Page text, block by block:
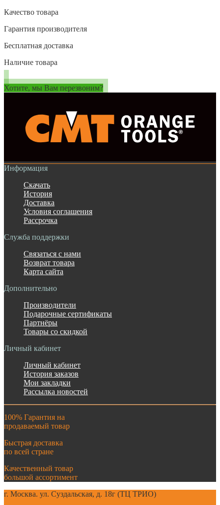
Качество товара
Гарантия производителя
Бесплатная доставка
Наличие товара
Хотите, мы Вам перезвоним?
Информация
Скачать
История
Доставка
Условия соглашения
Рассрочка
Служба поддержки
Связаться с нами
Возврат товара
Карта сайта
Дополнительно
Производители
Подарочные сертификаты
Партнёры
Товары со скидкой
Личный кабинет
Личный кабинет
История заказов
Мои закладки
Рассылка новостей
100% Гарантия на
продаваемый товар
Быстрая доставка
по всей стране
Качественный товар
большой ассортимент
г. Москва. ул. Суздальская, д. 18г (ТЦ ТРИО)